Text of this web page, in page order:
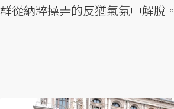
群從納粹操弄的反猶氣氛中解脫。